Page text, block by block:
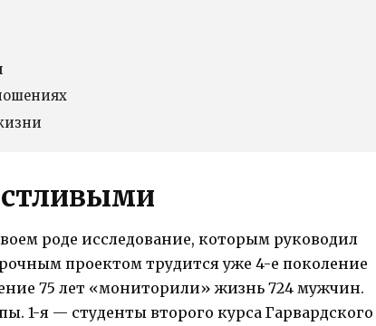
роде исследование, которым руководил
проектом трудится уже 4-е поколение
75 лет «мониторили» жизнь 724 мужчин.
1-я — студенты второго курса Гарвардского